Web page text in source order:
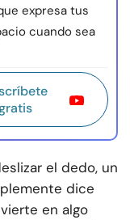
expresa tus
cuando sea
el dedo, un
dice
en algo